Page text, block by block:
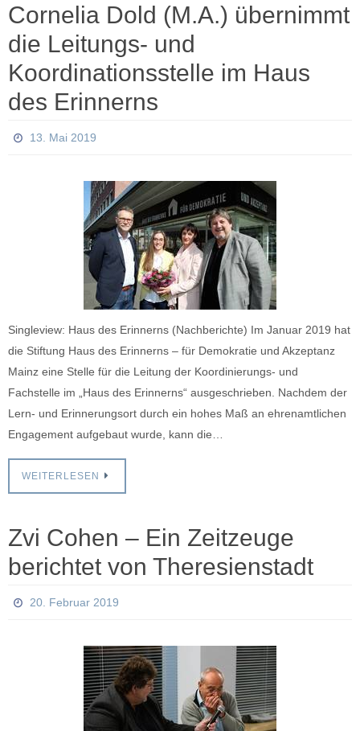
Cornelia Dold (M.A.) übernimmt
die Leitungs- und
Koordinationsstelle im Haus
des Erinnerns
13. Mai 2019
Singleview: Haus des Erinnerns (Nachberichte) Im Januar 2019 hat
die Stiftung Haus des Erinnerns – für Demokratie und Akzeptanz
Mainz eine Stelle für die Leitung der Koordinierungs- und
Fachstelle im „Haus des Erinnerns“ ausgeschrieben. Nachdem der
Lern- und Erinnerungsort durch ein hohes Maß an ehrenamtlichen
Engagement aufgebaut wurde, kann die…
WEITERLESEN
Zvi Cohen – Ein Zeitzeuge
berichtet von Theresienstadt
20. Februar 2019